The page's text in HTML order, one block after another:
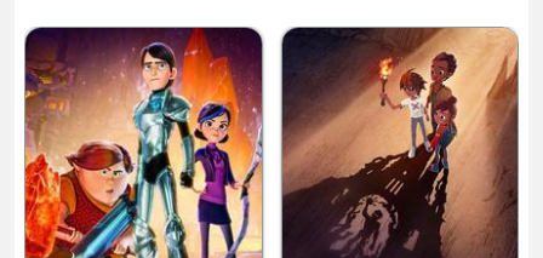
فصل 2 : خرگوش های دیوانه